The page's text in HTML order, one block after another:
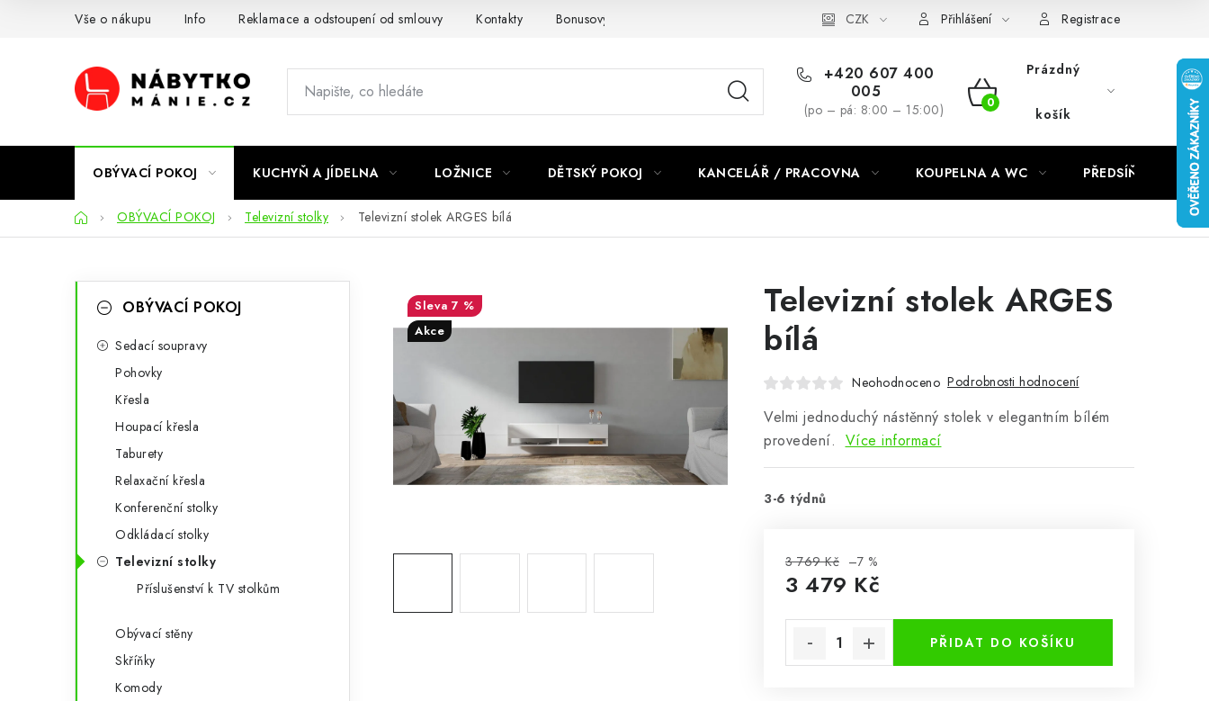
Vše o nákupu Info Reklamace a odstoupení od smlouvy Kontakty Bonusový program NBM+ CZK Přihlášení Registrace
+420 607 400
005
(po – pá: 8:00 – 15:00)
NÁKUPNÍ
Prázdný
košík
OBÝVACÍ POKOJ KUCHYŇ A JÍDELNA LOŽNICE DĚTSKÝ POKOJ KANCELÁŘ / PRACOVNA KOUPELNA A WC PŘEDSÍŇ
DomůOBÝVACÍ POKOJ Televizní stolky Televizní stolek ARGES bílá
í
kategorieOBÝVACÍ POKOJ
Sedací soupravy
Pohovky
Křesla
Houpací křesla
Taburety
Relaxační křesla
Konferenční stolky
Odkládací stolky
Televizní stolky
Příslušenství k TV stolkům
Obývací stěny
Skříňky
Komody
Televizní stolek ARGES
bílá
Neohodnoceno Podrobnosti hodnocení
Velmi jednoduchý nástěnný stolek v elegantním bílém
provedení. Více informací
3-6 týdnů
3 769 Kč –7 %
3 479 Kč
PŘIDAT DO KOŠÍKU
7 %
Akce